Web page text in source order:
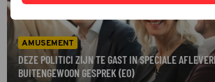
AMUSEMENT
DEZE POLITICI ZIJN TE GAST IN SPECIALE
BUITENGEWOON GESPREK (EO)